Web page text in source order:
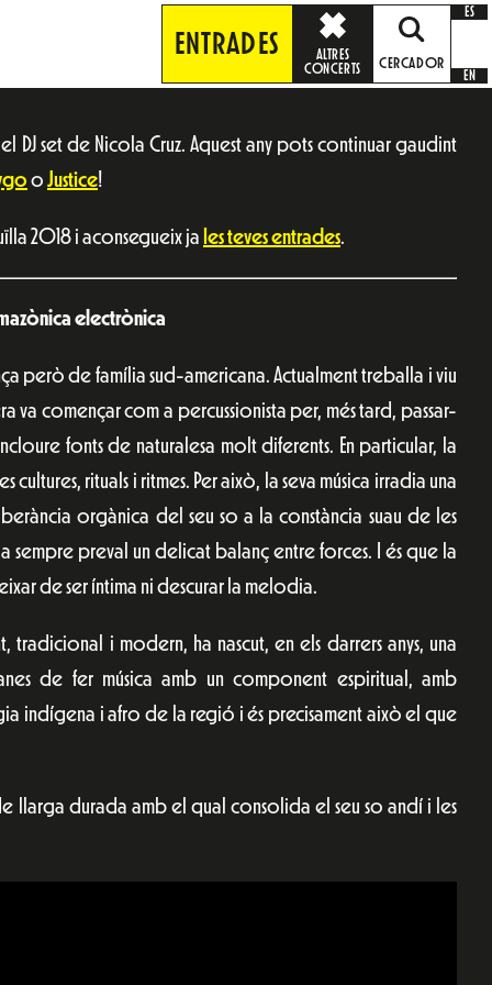
ENTRADES
ALTRES
CONCERTS
CERCADOR
ES
EN
DJ set de Nicola Cruz. Aquest any pots continuar gaudint
o Justice!
2018 i aconsegueix ja les teves entrades.
electrònica
però de família sud-americana. Actualment treballa i viu
va començar com a percussionista per, més tard, passar-
fonts de naturalesa molt diferents. En particular, la
rituals i ritmes. Per això, la seva música irradia una
orgànica del seu so a la constància suau de les
sempre preval un delicat balanç entre forces. I és que la
de ser íntima ni descurar la melodia.
tradicional i modern, ha nascut, en els darrers anys, una
de fer música amb un component espiritual, amb
indígena i afro de la regió i és precisament això el que
llarga durada amb el qual consolida el seu so andí i les